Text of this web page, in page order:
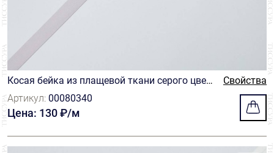
Косая бейка из плащевой ткани серого цвет
а
Свойства
Артикул: 00080340
Цена: 130 ₽/м